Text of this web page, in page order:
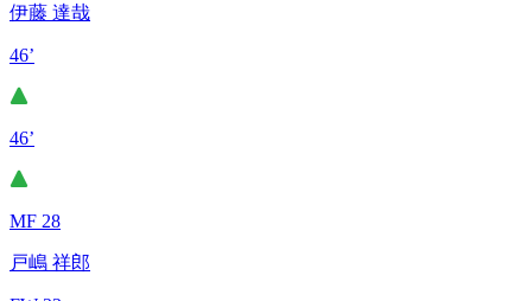
伊藤 達哉
46’
46’
MF 28
戸嶋 祥郎